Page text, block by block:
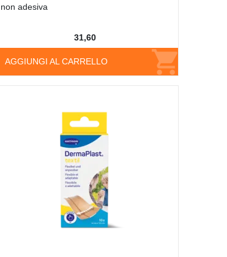
non adesiva
AGGIUNGI AL CARRELLO
31,60